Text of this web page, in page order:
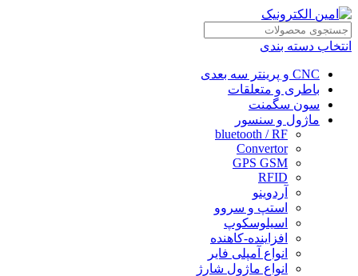
انتخاب دسته بندی
CNC و پرینتر سه بعدی
باطری و متعلقات
سون سگمنت
ماژول و سنسور
bluetooth / RF
Convertor
GPS GSM
RFID
آردوینو
استپ و سروو
اسیلوسکوپ
افزاینده-کاهنده
انواع آمپلی فایر
انواع ماژول شارژ